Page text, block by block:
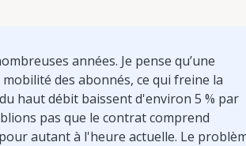
années. Je pense qu’une
des abonnés, ce qui freine la
haut débit baissent d'environ 5 % par
pas que le contrat comprend
autant à l'heure actuelle. Le